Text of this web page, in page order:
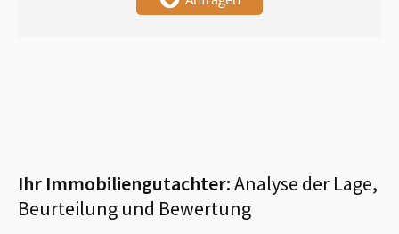
Ihr Immobiliengutachter:Analyse der Lage,
Beurteilung und Bewertung